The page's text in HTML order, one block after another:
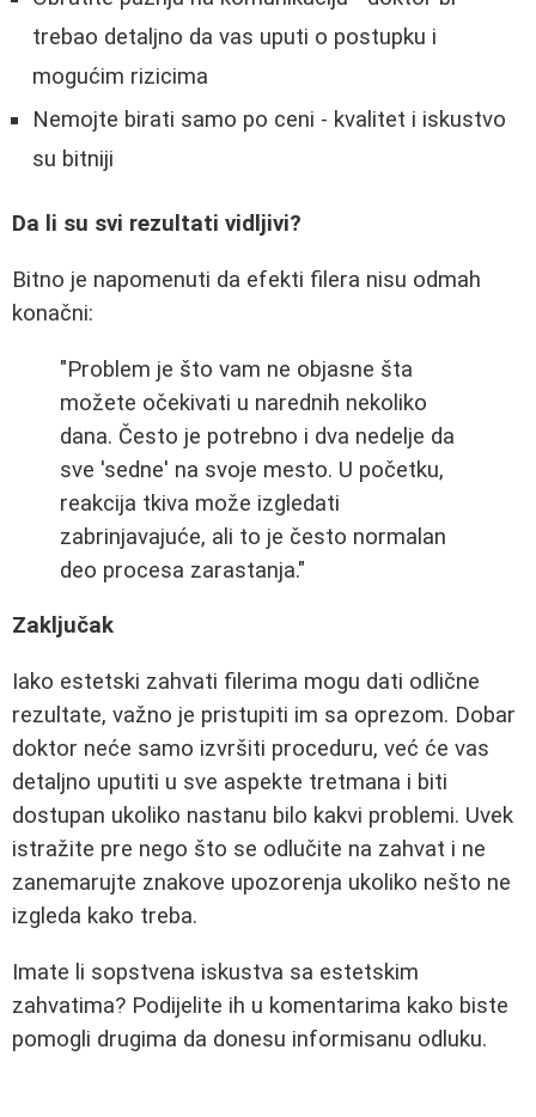
trebao detaljno da vas uputi o postupku i
mogućim rizicima
Nemojte birati samo po ceni - kvalitet i iskustvo
su bitniji
Da li su svi rezultati vidljivi?
Bitno je napomenuti da efekti filera nisu odmah
konačni:
"Problem je što vam ne objasne šta
možete očekivati u narednih nekoliko
dana. Često je potrebno i dva nedelje da
sve 'sedne' na svoje mesto. U početku,
reakcija tkiva može izgledati
zabrinjavajuće, ali to je često normalan
deo procesa zarastanja."
Zaključak
Iako estetski zahvati filerima mogu dati odlične
rezultate, važno je pristupiti im sa oprezom. Dobar
doktor neće samo izvršiti proceduru, već će vas
detaljno uputiti u sve aspekte tretmana i biti
dostupan ukoliko nastanu bilo kakvi problemi. Uvek
istražite pre nego što se odlučite na zahvat i ne
zanemarujte znakove upozorenja ukoliko nešto ne
izgleda kako treba.
Imate li sopstvena iskustva sa estetskim
zahvatima? Podijelite ih u komentarima kako biste
pomogli drugima da donesu informisanu odluku.